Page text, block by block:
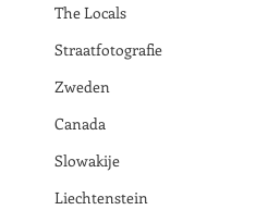
The Locals
Straatfotografie
Zweden
Canada
Slowakije
Liechtenstein